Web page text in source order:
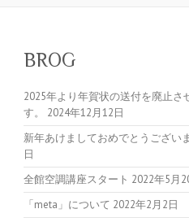
BROG
2025年より年賀状の送付を廃止さ
す。
2024年12月12日
新年あけましておめでとうございま
日
全館空調講座スタート 2022年5月
「meta」について 2022年2月2日